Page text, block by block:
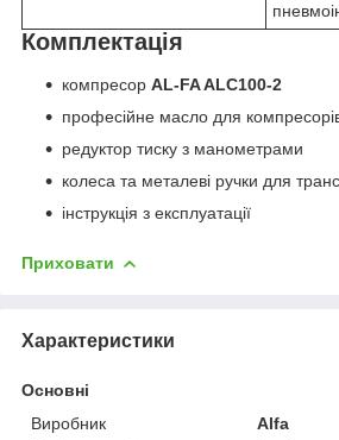
Комплектація
компресор AL-FA ALC100-2
професійне масло для
редуктор тиску з манометрами
колеса та металеві ручки для
інструкція з експлуатації
Приховати
Характеристики
Основні
Виробник
Alfa